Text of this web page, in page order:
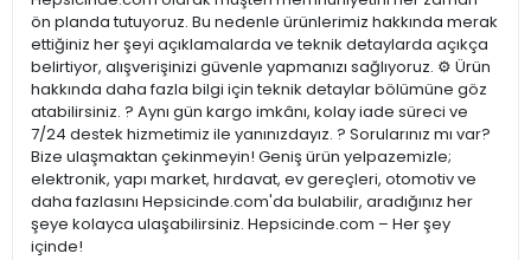
ön planda tutuyoruz. Bu nedenle ürünlerimiz hakkında merak
ettiğiniz her şeyi açıklamalarda ve teknik detaylarda açıkça
belirtiyor, alışverişinizi güvenle yapmanızı sağlıyoruz. ⚙️ Ürün
hakkında daha fazla bilgi için teknik detaylar bölümüne göz
atabilirsiniz. ? Aynı gün kargo imkânı, kolay iade süreci ve
7/24 destek hizmetimiz ile yanınızdayız. ? Sorularınız mı var?
Bize ulaşmaktan çekinmeyin! Geniş ürün yelpazemizle;
elektronik, yapı market, hırdavat, ev gereçleri, otomotiv ve
daha fazlasını Hepsicinde.com'da bulabilir, aradığınız her
şeye kolayca ulaşabilirsiniz. Hepsicinde.com – Her şey
içinde!